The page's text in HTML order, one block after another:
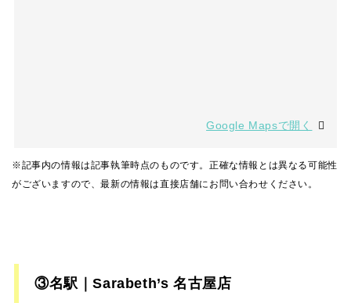
Google Mapsで開く
※記事内の情報は記事執筆時点のものです。正確な情報とは異なる可能性
がございますので、最新の情報は直接店舗にお問い合わせください。
③名駅｜Sarabeth’s 名古屋店